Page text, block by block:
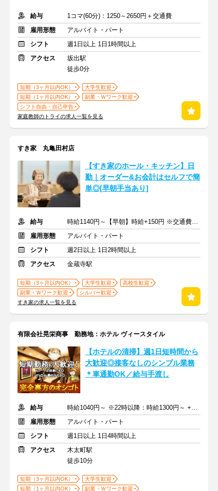
給与
1コマ(60分)：1250～2650円＋交通費
雇用形態
アルバイト・パート
シフト
週1日以上 1日1時間以上
アクセス
坂出駅
徒歩0分
短期（3ヶ月以内OK）
大学生歓迎
短期（1ヶ月以内OK）
副業・Ｗワーク歓迎
シフト自由・自己申告
家庭教師のトライの求人一覧を見る
すき家 丸亀田村店
【すき家のホール・キッチン】日
勤｜オーダー&お会計はセルフで簡
単◎[早朝手当あり]
給与
時給1140円～【早朝】時給+150円 ※交通費支給
雇用形態
アルバイト・パート
シフト
週2日以上 1日2時間以上
アクセス
金蔵寺駅
短期（3ヶ月以内OK） 大学生歓迎
高校生歓迎
副業・Ｗワーク歓迎
シルバー歓迎
すき家の求人一覧を見る
有限会社晃栄商事 勤務地：ホテル ヴィースタイル
【ホテルの清掃】週1日短時間から
大歓迎◎接客なしのシンプル業務
＊車通勤OK／給与手渡し
給与
時給1040円～ ※22時以降：時給1300円～ +交通費
雇用形態
アルバイト・パート
シフト
週1日以上 1日4時間以上
アクセス
木太町駅
徒歩10分
短期（3ヶ月以内OK）
大学生歓迎
短期（1ヶ月以内OK）
副業・Ｗワーク歓迎